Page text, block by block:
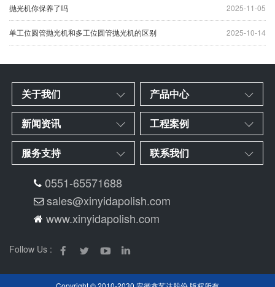
2025-11-05
抛光机你保养了吗
2025-10-14
单工位圆管抛光机和多工位圆管抛光机的区别
关于我们 产品中心
新闻资讯 工程案例
服务支持 联系我们
0551-65571688
sales@xinyidapolish.com
www.xinyidapolish.com
Follow Us :